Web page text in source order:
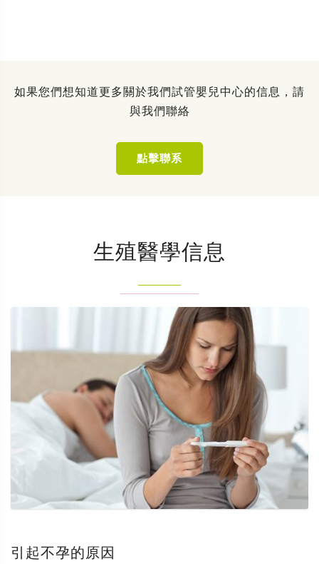
如果您們想知道更多關於我們試管嬰兒中心的信息，請
與我們聯絡
點擊聯系
生殖醫學信息
引起不孕的原因